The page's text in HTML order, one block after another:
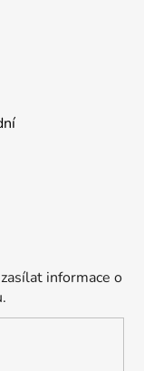
informace o